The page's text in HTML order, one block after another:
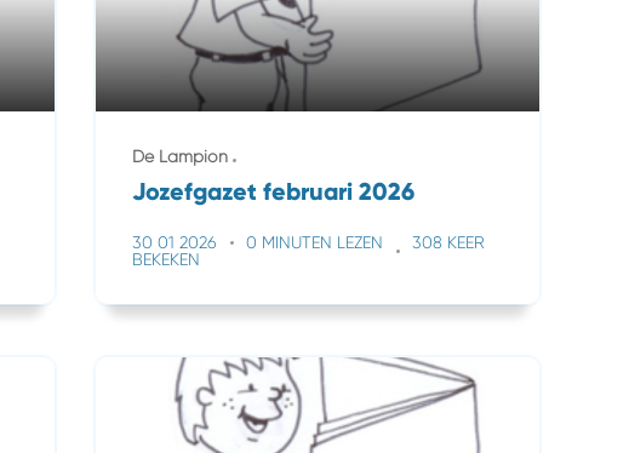
De Lampion
Jozefgazet februari 2026
30 01 2026 0 MINUTEN LEZEN
308 KEER
BEKEKEN